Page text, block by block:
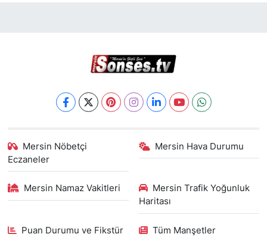
Mersin Nöbetçi
Eczaneler
Mersin Hava Durumu
Mersin Namaz Vakitleri
Mersin Trafik Yoğunluk
Haritası
Puan Durumu ve Fikstür Tüm Manşetler